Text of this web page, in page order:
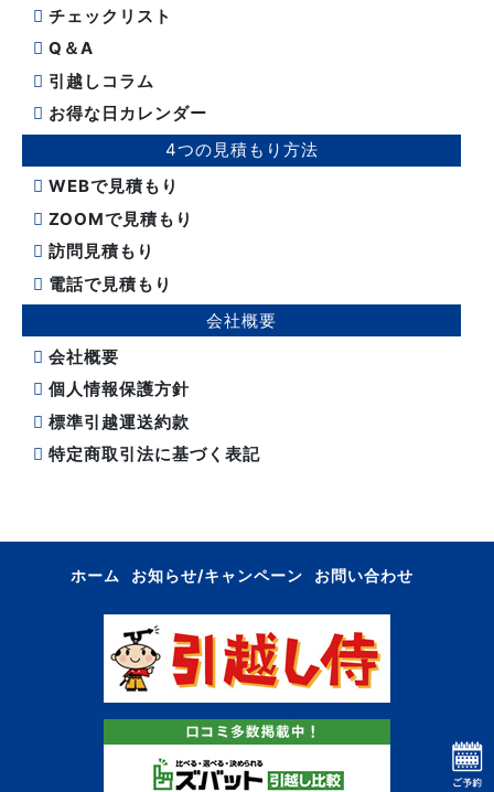
チェックリスト
Q＆A
引越しコラム
お得な日カレンダー
4つの見積もり方法
WEBで見積もり
ZOOMで見積もり
訪問見積もり
電話で見積もり
会社概要
会社概要
個人情報保護方針
標準引越運送約款
特定商取引法に基づく表記
ホーム お知らせ/キャンペーン お問い合わせ